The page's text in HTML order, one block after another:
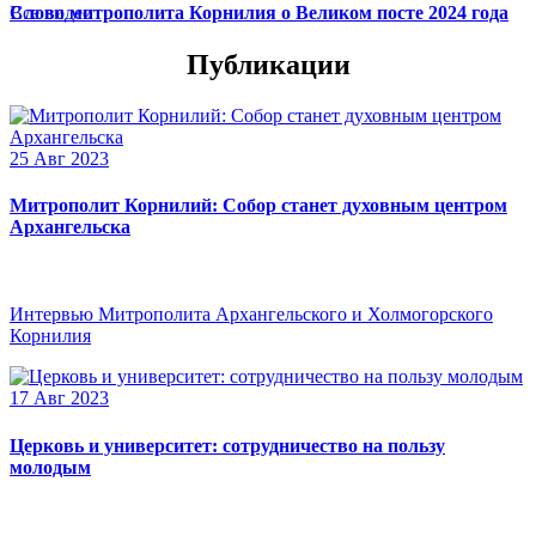
Слово митрополита Корнилия о Великом посте 2024 года
Все видео
Публикации
25 Авг 2023
Митрополит Корнилий: Собор станет духовным центром
Архангельска
Интервью Митрополита Архангельского и Холмогорского
Корнилия
17 Авг 2023
Церковь и университет: сотрудничество на пользу
молодым